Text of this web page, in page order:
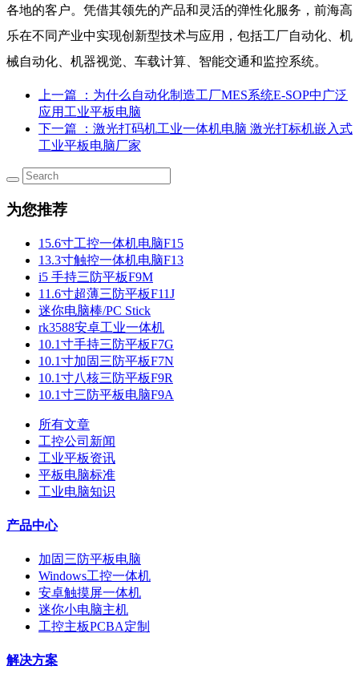
各地的客户。凭借其领先的产品和灵活的弹性化服务，前海高
乐在不同产业中实现创新型技术与应用，包括工厂自动化、机
械自动化、机器视觉、车载计算、智能交通和监控系统。
上一篇
：为什么自动化制造工厂MES系统E-SOP中广泛
应用工业平板电脑
下一篇
：激光打码机工业一体机电脑 激光打标机嵌入式
工业平板电脑厂家
为您推荐
15.6寸工控一体机电脑F15
13.3寸触控一体机电脑F13
i5 手持三防平板F9M
11.6寸超薄三防平板F11J
迷你电脑棒/PC Stick
rk3588安卓工业一体机
10.1寸手持三防平板F7G
10.1寸加固三防平板F7N
10.1寸八核三防平板F9R
10.1寸三防平板电脑F9A
所有文章
工控公司新闻
工业平板资讯
平板电脑标准
工业电脑知识
产品中心
加固三防平板电脑
Windows工控一体机
安卓触摸屏一体机
迷你小电脑主机
工控主板PCBA定制
解决方案